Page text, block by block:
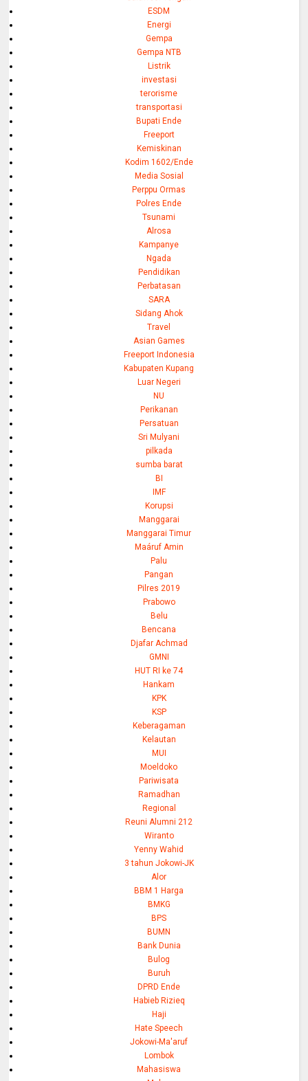
ESDM
Energi
Gempa
Gempa NTB
Listrik
investasi
terorisme
transportasi
Bupati Ende
Freeport
Kemiskinan
Kodim 1602/Ende
Media Sosial
Perppu Ormas
Polres Ende
Tsunami
Alrosa
Kampanye
Ngada
Pendidikan
Perbatasan
SARA
Sidang Ahok
Travel
Asian Games
Freeport Indonesia
Kabupaten Kupang
Luar Negeri
NU
Perikanan
Persatuan
Sri Mulyani
pilkada
sumba barat
BI
IMF
Korupsi
Manggarai
Manggarai Timur
Maáruf Amin
Palu
Pangan
Pilres 2019
Prabowo
Belu
Bencana
Djafar Achmad
GMNI
HUT RI ke 74
Hankam
KPK
KSP
Keberagaman
Kelautan
MUI
Moeldoko
Pariwisata
Ramadhan
Regional
Reuni Alumni 212
Wiranto
Yenny Wahid
3 tahun Jokowi-JK
Alor
BBM 1 Harga
BMKG
BPS
BUMN
Bank Dunia
Bulog
Buruh
DPRD Ende
Habieb Rizieq
Haji
Hate Speech
Jokowi-Ma'aruf
Lombok
Mahasiswa